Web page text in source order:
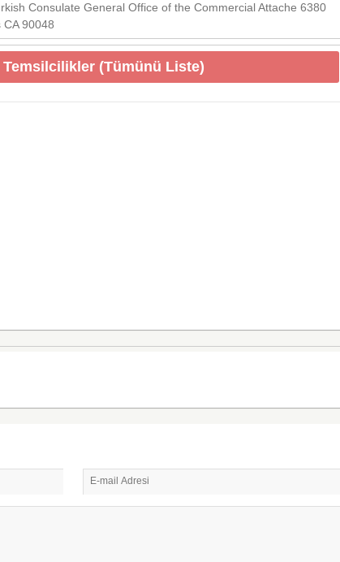
Consulate General Office of the Commercial Attache 6380
90048
(Tümünü Liste)
E-mail Adresi